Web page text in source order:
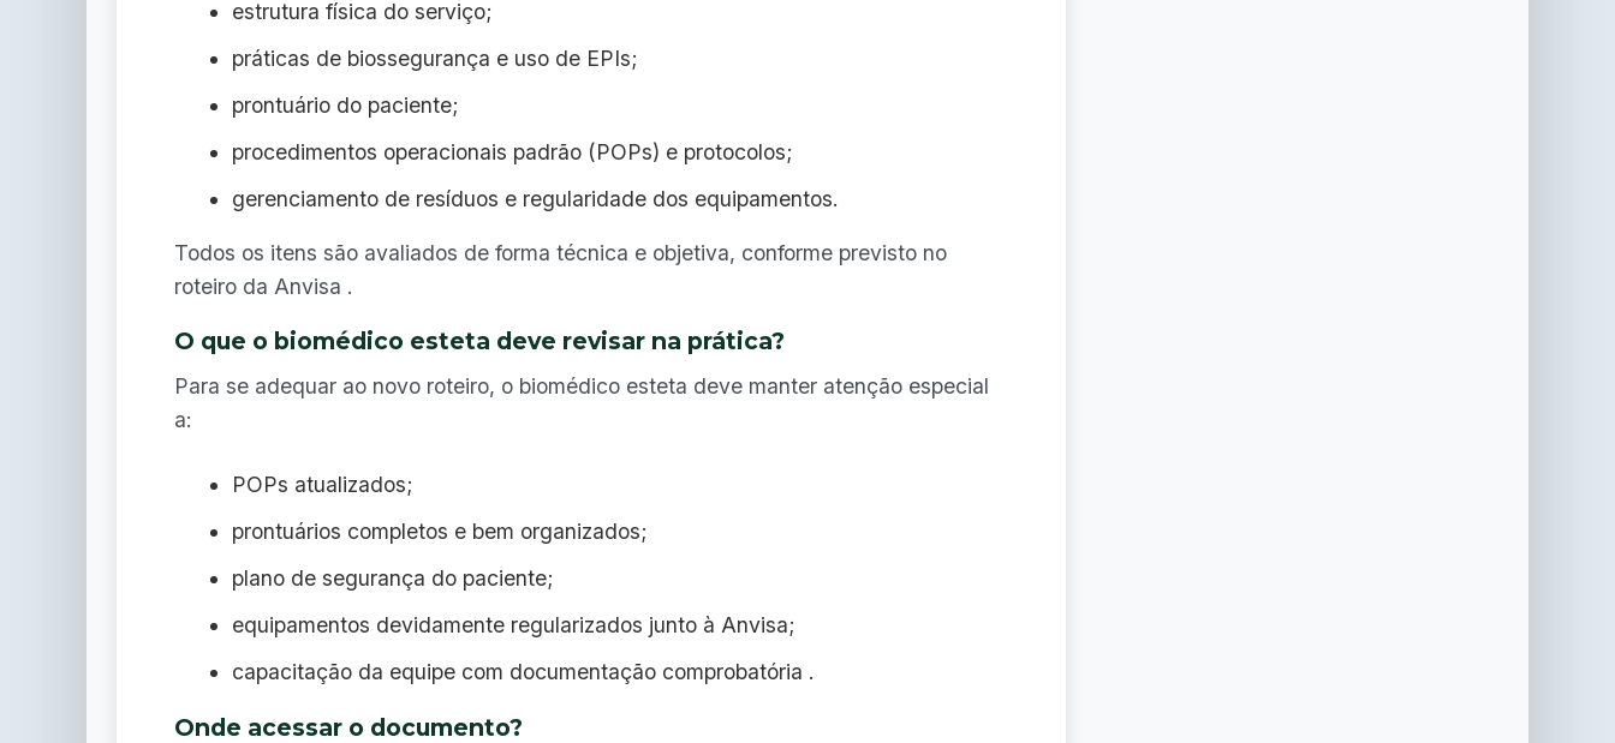
estrutura física do serviço;
práticas de biossegurança e uso de EPIs;
prontuário do paciente;
procedimentos operacionais padrão (POPs) e protocolos;
gerenciamento de resíduos e regularidade dos equipamentos.
Todos os itens são avaliados de forma técnica e objetiva, conforme previsto no
roteiro da Anvisa .
O que o biomédico esteta deve revisar na prática?
Para se adequar ao novo roteiro, o biomédico esteta deve manter atenção especial
a:
POPs atualizados;
prontuários completos e bem organizados;
plano de segurança do paciente;
equipamentos devidamente regularizados junto à Anvisa;
capacitação da equipe com documentação comprobatória .
Onde acessar o documento?